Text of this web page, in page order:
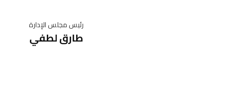
رئيس مجلس الإدارة
طارق لطفي